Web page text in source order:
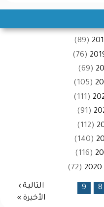
(89)
(76)
(69)
(105)
(111)
(91)
(112)
(140)
(116)
(72)
8
9
التالية ›
الأخيرة »